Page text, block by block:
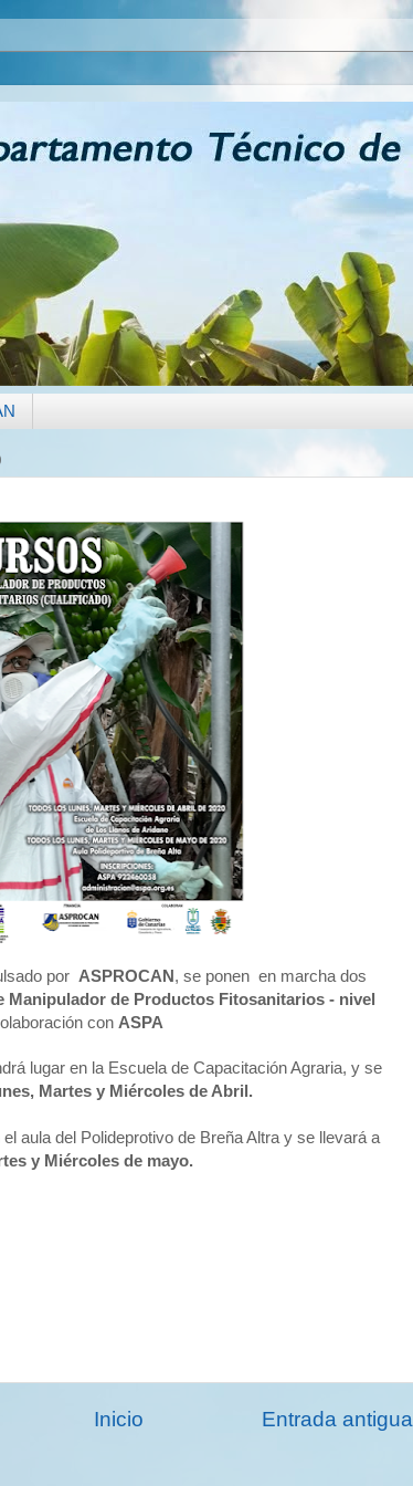
por ASPROCAN, se ponen en marcha dos
Manipulador de Productos Fitosanitarios - nivel
con ASPA
lugar en la Escuela de Capacitación Agraria, y se
Martes y Miércoles de Abril.
aula del Polideprotivo de Breña Altra y se llevará a
y Miércoles de mayo.
Entrada antigua
Inicio